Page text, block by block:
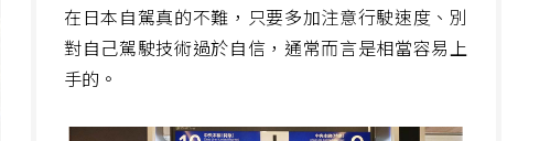
在日本自駕真的不難，只要多加注意行駛速度、別
對自己駕駛技術過於自信，通常而言是相當容易上
手的。